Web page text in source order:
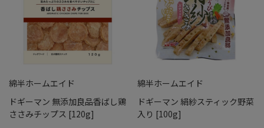
綿半ホームエイド
ドギーマン 無添加良品香ばし鶏
ささみチップス [120g]
綿半ホームエイド
ドギーマン 絹紗スティック野菜
入り [100g]